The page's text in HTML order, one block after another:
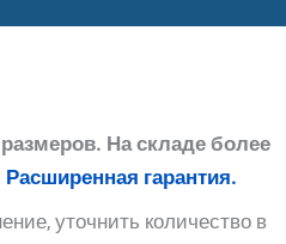
На складе более
Расширенная гарантия.
уточнить количество в